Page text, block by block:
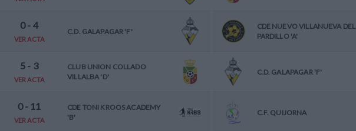
0- 4
VER ACTA
C.D. GALAPAGAR 'F'
5 - 3
VER ACTA
CLUB UNION COLLADO
VILLALBA 'D'
0- 11
VER ACTA
CDE TONI KROOS ACADEMY
'B'
CDE NUEVO VILLANUEVA DEL
PARDILLO 'A'
C.D. GALAPAGAR 'F'
C.F. QUIJORNA